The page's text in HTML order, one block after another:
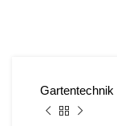
Gartentechnik